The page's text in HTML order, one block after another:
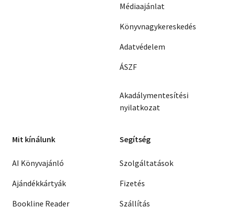
Médiaajánlat
Könyvnagykereskedés
Adatvédelem
ÁSZF
Akadálymentesítési
nyilatkozat
Mit kínálunk
AI Könyvajánló
Ajándékkártyák
Bookline Reader
Segítség
Szolgáltatások
Fizetés
Szállítás